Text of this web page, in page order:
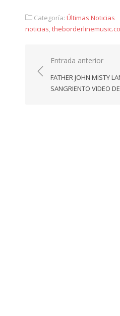
Categoría: Últimas Noticias
noticias,
Navegación
de
entradas
Entrada anterior
FATHER JOHN MISTY
SANGRIENTO VIDEO DE